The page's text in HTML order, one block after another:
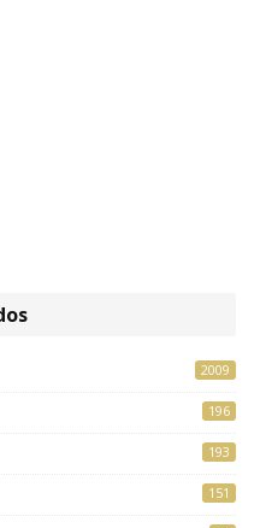
2009
196
193
151